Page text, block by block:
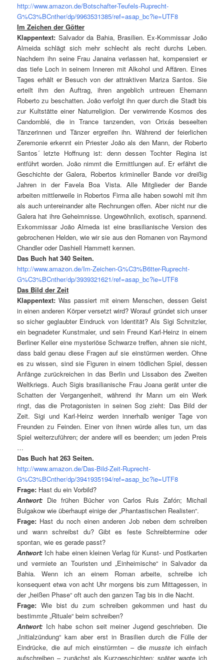
http://www.amazon.de/Botschafter-Teufels-Ruprecht-
G%C3%BCnther/dp/9963531385/ref=asap_bc?ie=UTF8
Im Zeichen der Götter
Klappentext: Salvador da Bahia, Brasilien. Ex-Kommissar João
Almeida schlägt sich mehr schlecht als recht durchs Leben.
Nachdem ihn seine Frau Janaina verlassen hat, kompensiert er
das tiefe Loch in seinem Inneren mit Alkohol und Affären. Eines
Tages erhält er Besuch von der attraktiven Mariza Santos. Sie
erteilt ihm den Auftrag, ihren angeblich untreuen Ehemann
Roberto zu beschatten. João verfolgt ihn quer durch die Stadt bis
zur Kultstätte einer Natur­religion. Der verwirrende Kosmos des
Candomblé, die in Trance tanzenden, von Orixás beseelten
Tänzerinnen und Tänzer ergreifen ihn. Während der feierlichen
Zeremonie erkennt ein Priester João als den Mann, der Roberto
Santos´ letzte Hoffnung ist: denn dessen Tochter Regina ist
entführt worden. João nimmt die Ermittlungen auf. Er erfährt die
Geschichte der Galera, Robertos krimineller Bande vor dreißig
Jahren in der Favela Boa Vista. Alle Mitglieder der Bande
arbeiten mittlerweile in Robertos Firma alle haben sowohl mit ihm
als auch untereinander alte Rechnungen offen. Aber nicht nur die
Galera hat ihre Geheimnisse. Ungewöhnlich, exotisch, spannend.
Exkommissar João Almeda ist eine brasilianische Version des
gebrochenen Helden, wie wir sie aus den Romanen von Raymond
Chandler oder Dashiell Hammett kennen.
Das Buch hat 340 Seiten.
http://www.amazon.de/Im-Zeichen-G%C3%B6tter-Ruprecht-
G%C3%BCnther/dp/3939321621/ref=asap_bc?ie=UTF8
Das Bild der Zeit
Klappentext: Was passiert mit einem Menschen, dessen Geist
in einen anderen Körper versetzt wird? Worauf gründet sich unser
so sicher geglaubter Eindruck von Identität? Als Sigi Schnitzler,
ein begnadeter Kunstmaler, und sein Freund Karl-Heinz in einem
Berliner Keller eine mysteriöse Schwarze treffen, ahnen sie nicht,
dass bald genau diese Fragen auf sie einstürmen werden. Ohne
es zu wissen, sind sie Figuren in einem tödlichen Spiel, dessen
Anfänge zurückreichen in das Berlin und Lissabon des Zweiten
Weltkriegs. Auch Sigis brasilianische Frau Joana gerät unter die
Schatten der Vergangenheit, während ihr Mann um ein Werk
ringt, das die Protagonisten in seinen Sog zieht: Das Bild der
Zeit. Sigi und Karl-Heinz werden innerhalb weniger Tage von
Freunden zu Feinden. Einer von ihnen würde alles tun, um das
Spiel weiterzuführen; der andere will es beenden; um jeden Preis
…
Das Buch hat 263 Seiten.
http://www.amazon.de/Das-Bild-Zeit-Ruprecht-
G%C3%BCnther/dp/3941935194/ref=asap_bc?ie=UTF8
Frage: Hast du ein Vorbild?
Antwort: Die frühen Bücher von Carlos Ruis Zafón; Michail
Bulgakow wie überhaupt einige der „Phantastischen Realisten“.
Frage: Hast du noch einen anderen Job neben dem schreiben
und wann schreibst du? Gibt es feste Schreibtermine oder
spontan, wie es gerade passt?
Antwort: Ich habe einen kleinen Verlag für Kunst- und Postkarten
und vermiete an Touristen und „Einheimische“ in Salvador da
Bahia. Wenn ich an einem Roman arbeite, schreibe ich
konsequent etwa von acht Uhr morgens bis zum Mittagessen, in
der „heißen Phase“ oft auch den ganzen Tag bis in die Nacht.
Frage: Wie bist du zum schreiben gekommen und hast du
bestimmte „Rituale“ beim schreiben?
Antwort: Ich habe schon seit meiner Jugend geschrieben. Die
„Initialzündung“ kam aber erst in Brasilien durch die Fülle der
Eindrücke, die auf mich einstürmten – diemusste ich einfach
aufschreiben – zunächst als Kurzgeschichten; später wagte ich